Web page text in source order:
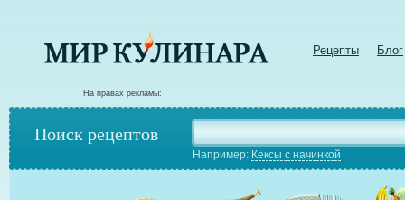
Рецепты Блог
На правах рекламы:
Поиск рецептов
Например: Кексы с начинкой